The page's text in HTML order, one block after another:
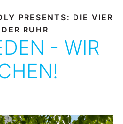
PRESENTS: DIE VIER
RUHR
- WIR